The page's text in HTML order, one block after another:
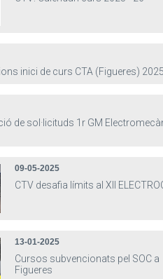
inici de curs CTA (Figueres)
de sol·licituds 1r GM
09-05-2025
CTV desafia límits al XII
13-01-2025
Cursos subvencionats pel SOC a
Figueres